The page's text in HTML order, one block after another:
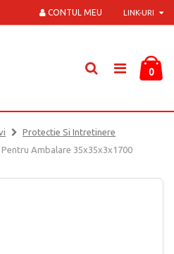
LINK-URI
CONTUL MEU
0
Protectie Si Intretinere
Ambalare 35x35x3x1700